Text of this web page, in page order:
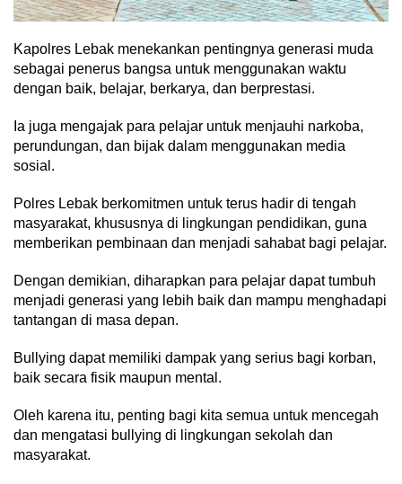
Kapolres Lebak menekankan pentingnya generasi muda
sebagai penerus bangsa untuk menggunakan waktu
dengan baik, belajar, berkarya, dan berprestasi.
Ia juga mengajak para pelajar untuk menjauhi narkoba,
perundungan, dan bijak dalam menggunakan media
sosial.
Polres Lebak berkomitmen untuk terus hadir di tengah
masyarakat, khususnya di lingkungan pendidikan, guna
memberikan pembinaan dan menjadi sahabat bagi pelajar.
Dengan demikian, diharapkan para pelajar dapat tumbuh
menjadi generasi yang lebih baik dan mampu menghadapi
tantangan di masa depan.
Bullying dapat memiliki dampak yang serius bagi korban,
baik secara fisik maupun mental.
Oleh karena itu, penting bagi kita semua untuk mencegah
dan mengatasi bullying di lingkungan sekolah dan
masyarakat.